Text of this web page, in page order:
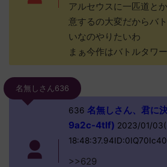
アルセウスに一匹道と
意するの大変だからバ
いなのやりたいわ
まぁ今作はバトルタワ
名無しさん636
636 名無しさん、君に
9a2c-4tlf) 2023/01/03(
>>629